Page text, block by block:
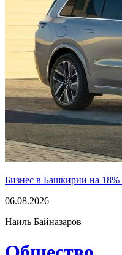
Бизнес в Башкирии на 18%
06.08.2026
Наиль Байназаров